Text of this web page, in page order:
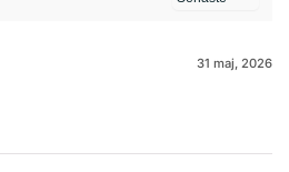
31 maj, 2026